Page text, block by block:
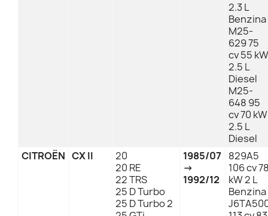
2.3 L
Benzina
M25-
629 75
cv 55 kW
2.5 L
Diesel
M25-
648 95
cv 70 kW
2.5 L
Diesel
CITROËN CX II
20
20 RE
22 TRS
25 D Turbo
25 D Turbo 2
1985/07
→
1992/12
829A5
106 cv
kW 2 L
Benzina